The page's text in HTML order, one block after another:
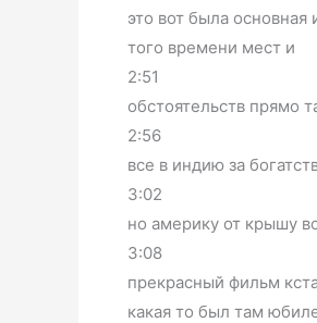
это вот была
того времени мест и
2:51
обстоятельств прямо
2:56
все в индию за
3:02
но америку от крышу
3:08
прекрасный фильм
какая то был там